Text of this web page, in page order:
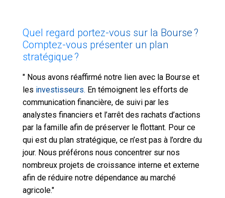
Quel regard portez-vous sur la Bourse ?
Comptez-vous présenter un plan
stratégique ?
" Nous avons réaffirmé notre lien avec la Bourse et
les investisseurs. En témoignent les efforts de
communication financière, de suivi par les
analystes financiers et l’arrêt des rachats d’actions
par la famille afin de préserver le flottant. Pour ce
qui est du plan stratégique, ce n’est pas à l’ordre du
jour. Nous préférons nous concentrer sur nos
nombreux projets de croissance interne et externe
afin de réduire notre dépendance au marché
agricole."